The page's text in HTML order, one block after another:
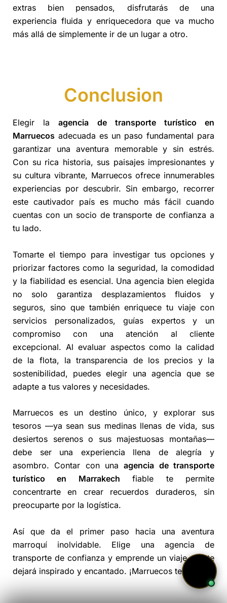
extras bien pensados, disfrutarás de una
experiencia fluida y enriquecedora que va mucho
más allá de simplemente ir de un lugar a otro.
Conclusion
Elegir laagencia de transporte turístico en
Marruecos adecuada es un paso fundamental para
garantizar una aventura memorable y sin estrés.
Con su rica historia, sus paisajes impresionantes y
su cultura vibrante, Marruecos ofrece innumerables
experiencias por descubrir. Sin embargo, recorrer
este cautivador país es mucho más fácil cuando
cuentas con un socio de transporte de confianza a
tu lado.
Tomarte el tiempo para investigar tus opciones y
priorizar factores como la seguridad, la comodidad
y la fiabilidad es esencial. Una agencia bien elegida
no solo garantiza desplazamientos fluidos y
seguros, sino que también enriquece tu viaje con
servicios personalizados, guías expertos y un
compromiso con una atención al cliente
excepcional. Al evaluar aspectos como la calidad
de la flota, la transparencia de los precios y la
sostenibilidad, puedes elegir una agencia que se
adapte a tus valores y necesidades.
Marruecos es un destino único, y explorar sus
tesoros —ya sean sus medinas llenas de vida, sus
desiertos serenos o sus majestuosas montañas—
debe ser una experiencia llena de alegría y
asombro. Contar con unaagencia de transporte
turístico en Marrakech fiable te permite
concentrarte en crear recuerdos duraderos, sin
preocuparte por la logística.
Así que da el primer paso hacia una aventura
marroquí inolvidable. Elige una agencia de
transporte de confianza y emprende un viaje que te
dejará inspirado y encantado. ¡Marruecos te espera!